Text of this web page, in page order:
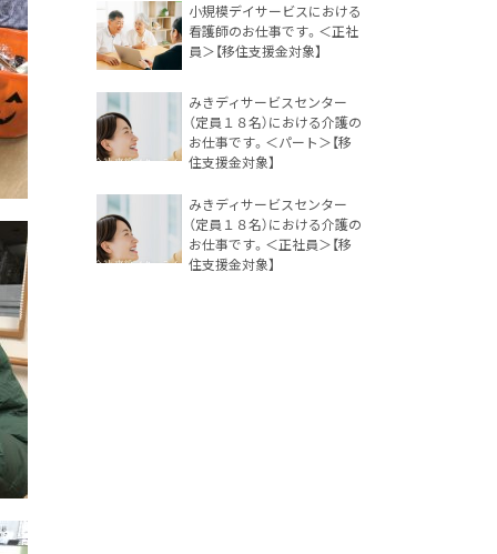
小規模デイサービスにおける
看護師のお仕事です。＜正社
員＞【移住支援金対象】
みきディサービスセンター
（定員１８名）における介護の
お仕事です。＜パート＞【移
住支援金対象】
みきディサービスセンター
（定員１８名）における介護の
お仕事です。＜正社員＞【移
住支援金対象】